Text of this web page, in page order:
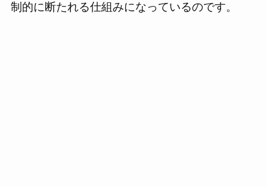
制的に断たれる仕組みになっているのです。